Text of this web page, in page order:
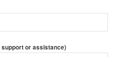
or assistance)